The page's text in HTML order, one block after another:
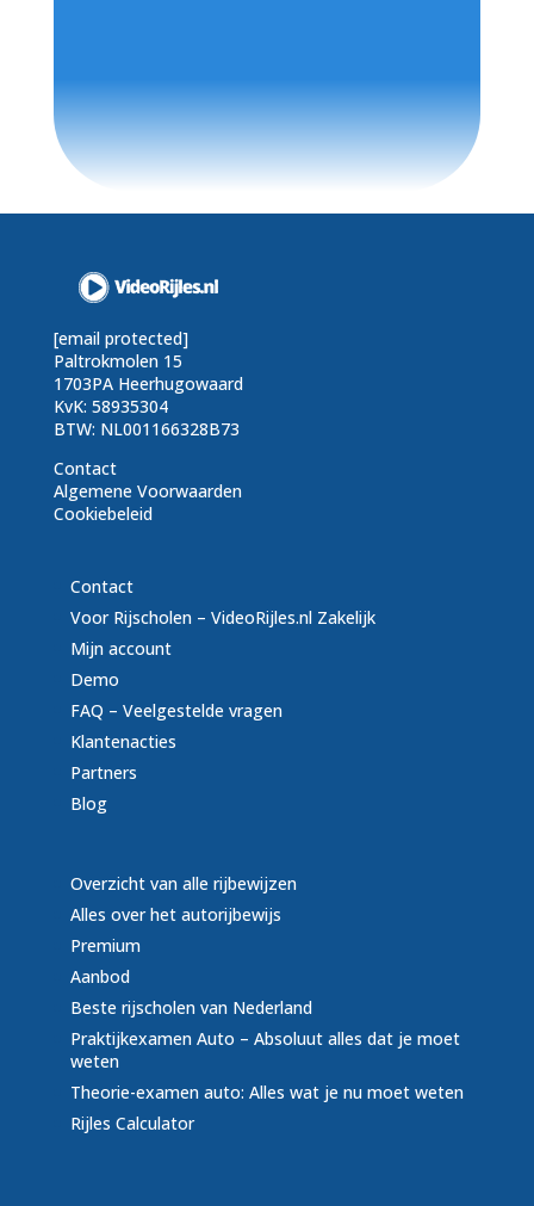
[email protected]
Paltrokmolen 15
1703PA Heerhugowaard
KvK: 58935304
BTW: NL001166328B73
Contact
Algemene Voorwaarden
Cookiebeleid
Contact
Voor Rijscholen – VideoRijles.nl Zakelijk
Mijn account
Demo
FAQ – Veelgestelde vragen
Klantenacties
Partners
Blog
Overzicht van alle rijbewijzen
Alles over het autorijbewijs
Premium
Aanbod
Beste rijscholen van Nederland
Praktijkexamen Auto – Absoluut alles dat je moet
weten
Theorie-examen auto: Alles wat je nu moet weten
Rijles Calculator